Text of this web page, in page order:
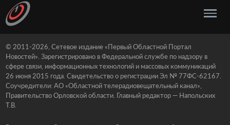
© 2011-2026, Сетевое издание «Первый Областной Портал
Новостей». Зарегистрировано в Федеральной службе по надзору в
сфере связи, информационных технологий и массовых коммуникаций
26 июня 2015 года. Свидетельство о регистрации Эл № 77ФС-62167.
Соучредители: АО «Областной телерадиовещательный канал»,
Правительство Орловской области. Главный редактор — Напольских
Т.В.